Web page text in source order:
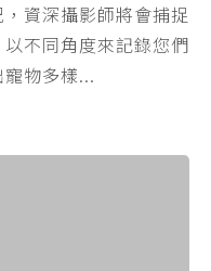
資深攝影師將會捕捉
不同角度來記錄您們
物多樣...